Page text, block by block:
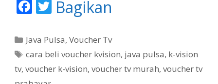
F
e
b
o
T
itt
er
Bagikan
K
a
e
Java Pulsa,Voucher Tv
T
a
cara beli voucher kvision, java pulsa, k-vision
tv, voucher k-vision, voucher tv murah, voucher tv